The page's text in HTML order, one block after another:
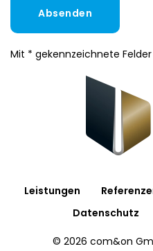
Absenden
Mit * gekennzeichnete
Leistungen
Datenschutz
© 2026 com&on